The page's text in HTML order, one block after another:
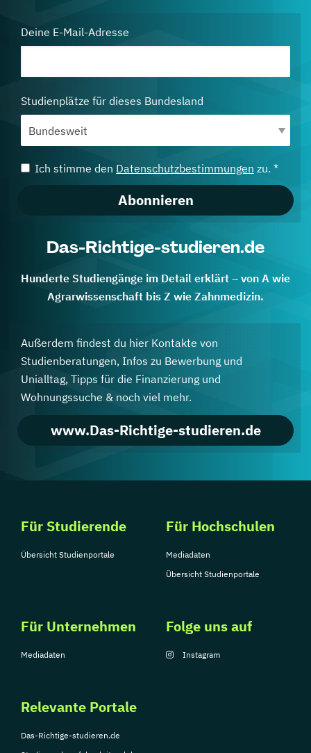
Deine E-Mail-Adresse
Studienplätze für dieses Bundesland
Ich stimme den Datenschutzbestimmungen zu. *
Abonnieren
Das-Richtige-studieren.de
Hunderte Studiengänge im Detail erklärt – von A wie
Agrarwissenschaft bis Z wie Zahnmedizin.
Außerdem findest du hier Kontakte von
Studienberatungen, Infos zu Bewerbung und
Unialltag, Tipps für die Finanzierung und
Wohnungssuche & noch viel mehr.
www.Das-Richtige-studieren.de
Für Studierende
Übersicht Studienportale
Für Hochschulen
Mediadaten
Übersicht Studienportale
Für Unternehmen
Mediadaten
Relevante Portale
Das-Richtige-studieren.de
Folge uns auf
Instagram